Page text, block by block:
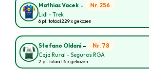
Mathias Vacek - Nr. 256
Lidl - Trek
6 pt. totaal229 x gekozen
Stefano Oldani - Nr. 78
Caja Rural - Seguros RGA
2 pt. totaal15 x gekozen